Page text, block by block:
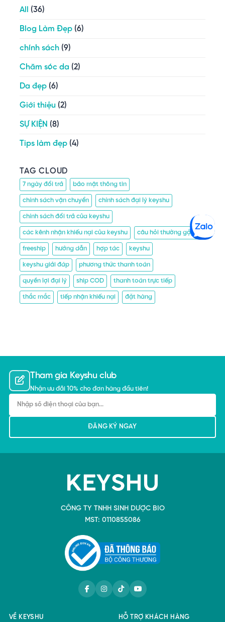
All
(36)
Blog Làm Đẹp (6)
chính sách (9)
Chăm sóc da (2)
Da đẹp (6)
Giới thiệu (2)
SỰ KIỆN (8)
Tips làm đẹp (4)
TAG CLOUD
7 ngày đổi trả bảo mật thông tin
chính sách vận chuyển chính sách đại lý keyshu
chính sách đổi trả của keyshu
các kênh nhận khiếu nại của keyshu câu hỏi thường gặp
freeship hướng dẫn hợp tác keyshu
keyshu giải đáp phương thức thanh toán
quyền lợi đại lý ship COD thanh toán trực tiếp
thắc mắc tiếp nhận khiếu nại đặt hàng
Tham gia Keyshu club
Nhận ưu đãi 10% cho đơn hàng đầu tiên!
CÔNG TY TNHH SINH DƯỢC BIO
MST: 0110855086
VỀ KEYSHU HỖ TRỢ KHÁCH HÀNG